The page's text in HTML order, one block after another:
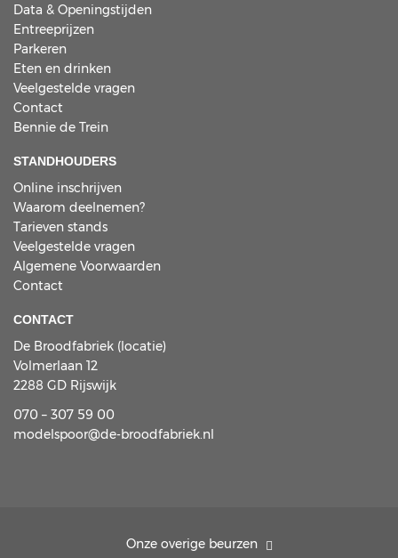
Data & Openingstijden
Entreeprijzen
Parkeren
Eten en drinken
Veelgestelde vragen
Contact
Bennie de Trein
STANDHOUDERS
Online inschrijven
Waarom deelnemen?
Tarieven stands
Veelgestelde vragen
Algemene Voorwaarden
Contact
CONTACT
De Broodfabriek (locatie)
Volmerlaan 12
2288 GD Rijswijk
070 – 307 59 00
modelspoor@de-broodfabriek.nl
Onze overige beurzen